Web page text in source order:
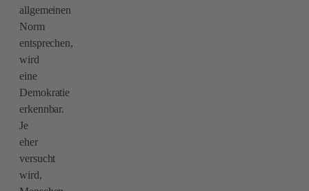
allgemeinen
Norm
entsprechen,
wird
eine
Demokratie
erkennbar.
Je
eher
versucht
wird,